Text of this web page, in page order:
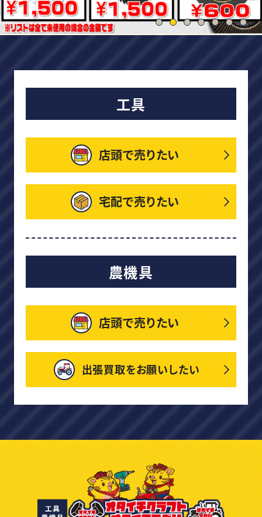
0120-968-258
LINE査定を申し込む
工具
店頭で売りたい
宅配で売りたい
農機具
店頭で売りたい
出張買取をお願いしたい